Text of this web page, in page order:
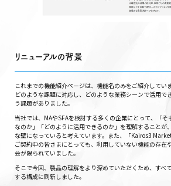
リニューアルの背景
これまでの機能紹介ページは、機能名のみをご紹介してい
どのような課題に対応し、どのような業務シーンで活用で
う課題がありました。
当社では、MAやSFAを検討する多くの企業にとって、「
なのか」「どのように活用できるのか」を理解することが
な壁になっていると考えています。また、「Kairos3
ご契約中の皆さまにとっても、利用していない機能の存在
会が限られていました。
そこで今回、製品の理解をより深めていただくため、すべ
する構成に刷新しました。